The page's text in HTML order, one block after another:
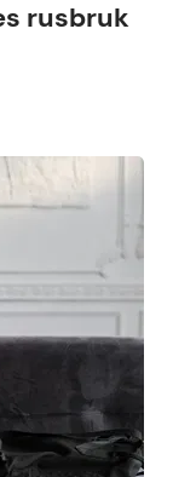
rusbruk